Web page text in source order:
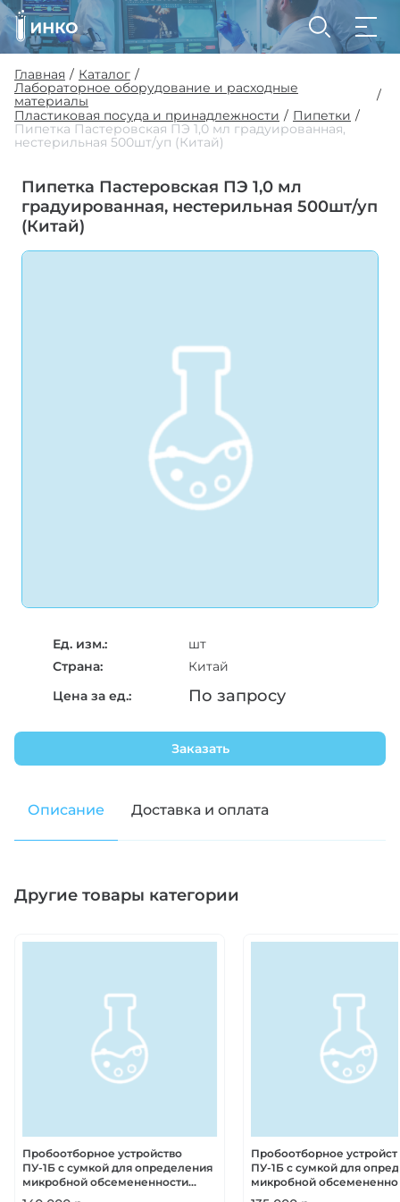
Главная / Каталог /
Лабораторное оборудование и расходные
материалы
/
Пластиковая посуда и принадлежности / Пипетки /
Пипетка Пастеровская ПЭ 1,0 мл градуированная,
нестерильная 500шт/уп (Китай)
Пипетка Пастеровская ПЭ 1,0 мл
градуированная, нестерильная 500шт/уп
(Китай)
Ед. изм.:
шт
Страна:
Китай
Цена за ед.:
По запросу
Заказать
Описание Доставка и оплата
Другие товары категории
Пробоотборное устройство
ПУ-1Б с сумкой для определения
микробной обсемененности
воздуха, питание 220в и от
Пробоотборное
ПУ-1Б с сумкой для
микробной
воздуха, питание 220в